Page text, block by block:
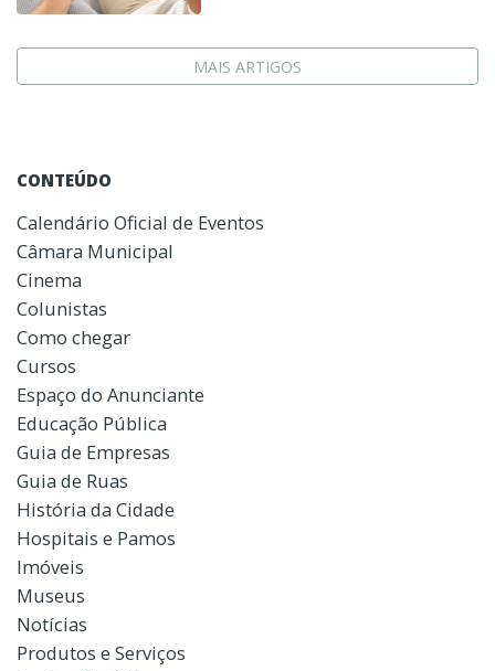
MAIS ARTIGOS
CONTEÚDO
Calendário Oficial de Eventos
Câmara Municipal
Cinema
Colunistas
Como chegar
Cursos
Espaço do Anunciante
Educação Pública
Guia de Empresas
Guia de Ruas
História da Cidade
Hospitais e Pamos
Imóveis
Museus
Notícias
Produtos e Serviços